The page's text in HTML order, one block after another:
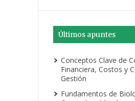
Últimos apuntes
Conceptos Clave de
Financiera, Costos y
Gestión
Fundamentos de